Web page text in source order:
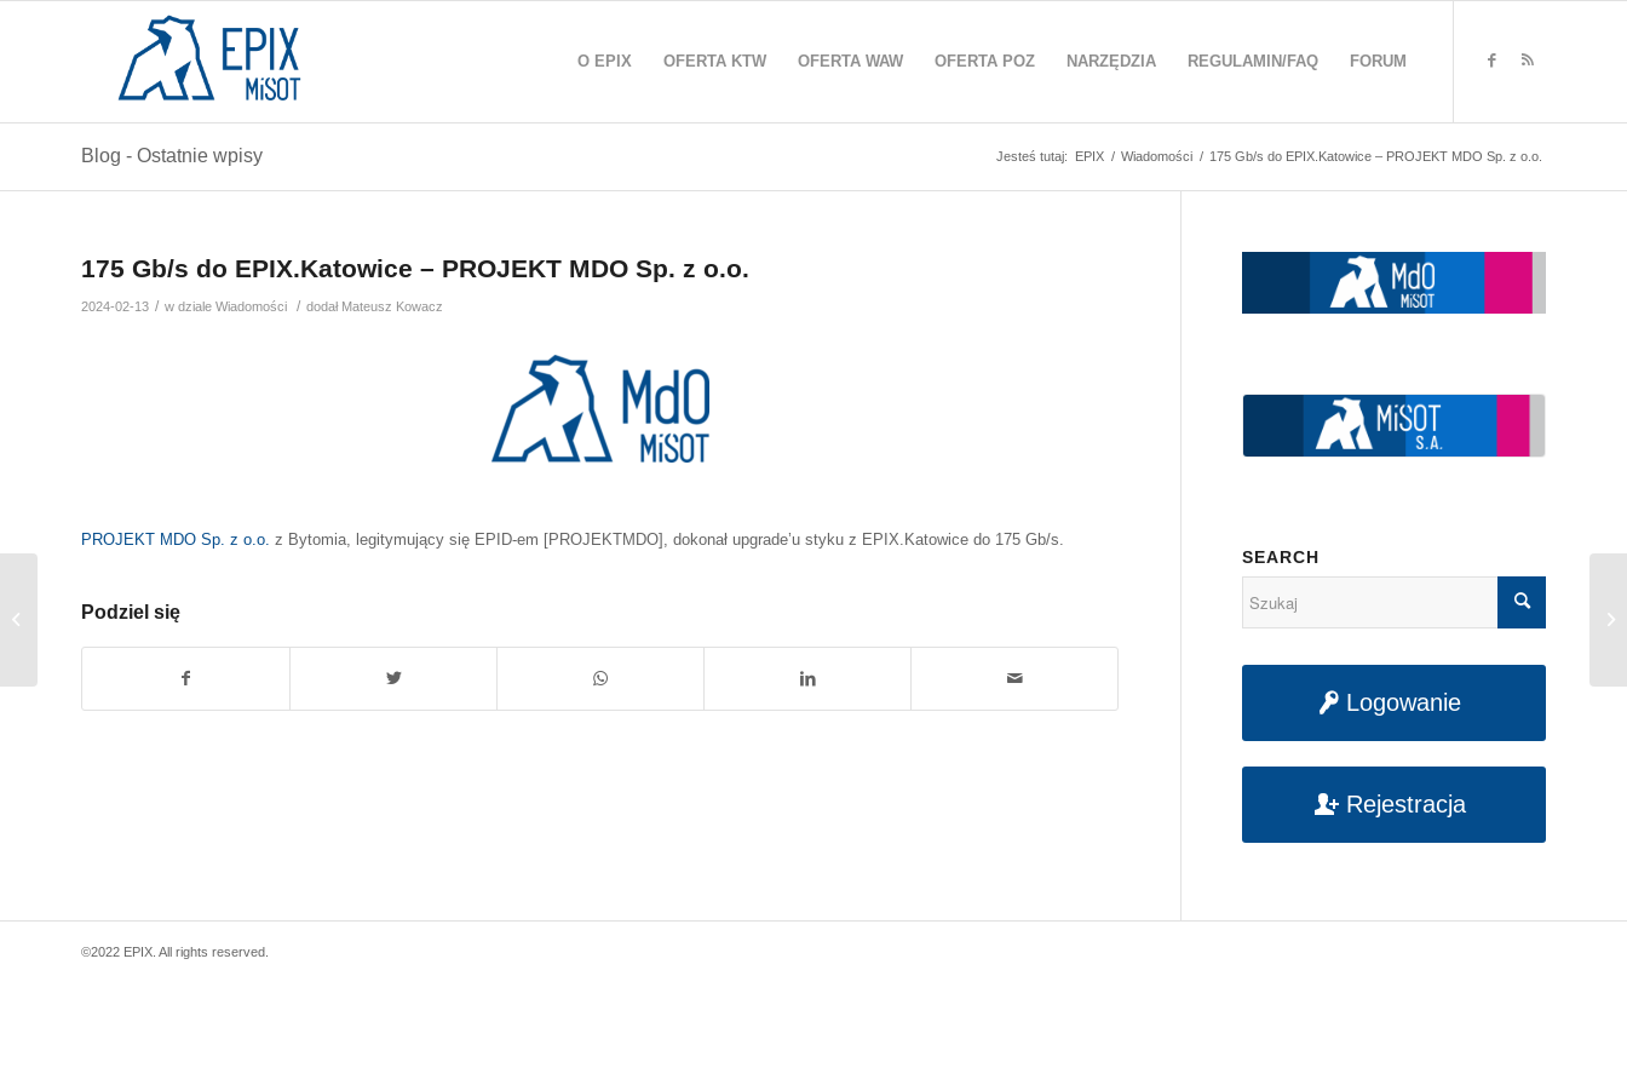
O EPIX OFERTA KTW OFERTA WAW OFERTA POZ NARZĘDZIA REGULAMIN/FAQ FORUM
Blog - Ostatnie wpisy Jesteś tutaj: EPIX / Wiadomości / 175 Gb/s do EPIX.Katowice – PROJEKT MDO Sp. z o.o.
175 Gb/s do EPIX.Katowice – PROJEKT MDO Sp. z o.o.
2024-02-13 / w dziale Wiadomości / dodał Mateusz Kowacz
PROJEKT MDO Sp. z o.o. z Bytomia, legitymujący się EPID-em [PROJEKTMDO], dokonał upgrade’u styku z EPIX.Katowice do 175 Gb/s.
Podziel się
SEARCH
Logowanie
Rejestracja
©2022 EPIX. All rights reserved.
[KTW] Usterka routera GlobalMix